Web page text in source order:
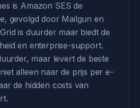
is Amazon SES de
gevolgd door Mailgun en
is duurder maar biedt de
en enterprise-support.
maar levert de beste
alleen naar de prijs per e-
de hidden costs van